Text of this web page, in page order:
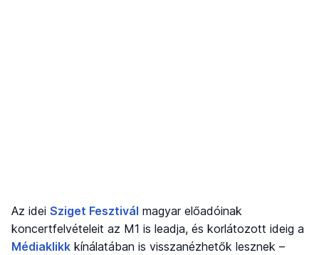
Az idei Sziget Fesztivál magyar előadóinak
koncertfelvételeit az M1 is leadja, és korlátozott ideig a
Médiaklikk kínálatában is visszanézhetők lesznek –